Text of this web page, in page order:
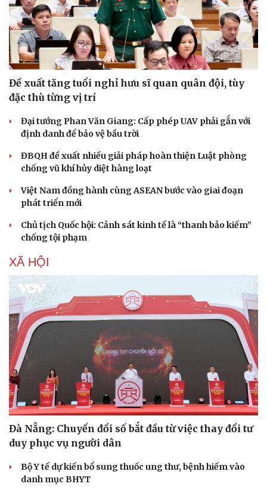
Văn hóa
Sân khấu - Điện ảnh
Văn học
Âm nhạc
Di sản
Giải trí
Thời trang
Sao Việt
Đề xuất tăng tuổi nghỉ hưu sĩ quan quân đội, tùy
đặc thù từng vị trí
Đại tướng Phan Văn Giang: Cấp phép UAV phải gắn với
định danh để bảo vệ bầu trời
ĐBQH đề xuất nhiều giải pháp hoàn thiện Luật phòng
chống vũ khí hủy diệt hàng loạt
Việt Nam đồng hành cùng ASEAN bước vào giai đoạn
phát triển mới
Chủ tịch Quốc hội: Cảnh sát kinh tế là “thanh bảo kiếm”
chống tội phạm
XÃ HỘI
Đà Nẵng: Chuyển đổi số bắt đầu từ việc thay đổi tư
duy phục vụ người dân
Bộ Y tế dự kiến bổ sung thuốc ung thư, bệnh hiếm vào
danh mục BHYT